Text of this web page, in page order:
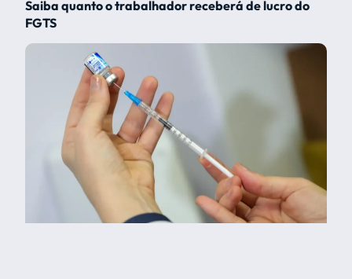
Saiba quanto o trabalhador receberá de lucro do
FGTS